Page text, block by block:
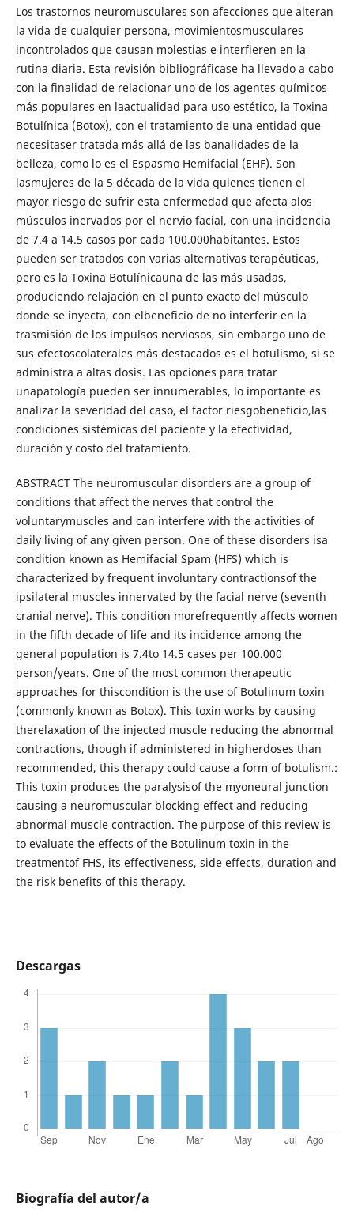
Los trastornos neuromusculares son afecciones que alteran
la vida de cualquier persona, movimientosmusculares
incontrolados que causan molestias e interfieren en la
rutina diaria. Esta revisión bibliográficase ha llevado a cabo
con la finalidad de relacionar uno de los agentes químicos
más populares en laactualidad para uso estético, la Toxina
Botulínica (Botox), con el tratamiento de una entidad que
necesitaser tratada más allá de las banalidades de la
belleza, como lo es el Espasmo Hemifacial (EHF). Son
lasmujeres de la 5 década de la vida quienes tienen el
mayor riesgo de sufrir esta enfermedad que afecta alos
músculos inervados por el nervio facial, con una incidencia
de 7.4 a 14.5 casos por cada 100.000habitantes. Estos
pueden ser tratados con varias alternativas terapéuticas,
pero es la Toxina Botulínicauna de las más usadas,
produciendo relajación en el punto exacto del músculo
donde se inyecta, con elbeneficio de no interferir en la
trasmisión de los impulsos nerviosos, sin embargo uno de
sus efectoscolaterales más destacados es el botulismo, si se
administra a altas dosis. Las opciones para tratar
unapatología pueden ser innumerables, lo importante es
analizar la severidad del caso, el factor riesgobeneficio,las
condiciones sistémicas del paciente y la efectividad,
duración y costo del tratamiento.
ABSTRACT The neuromuscular disorders are a group of
conditions that affect the nerves that control the
voluntarymuscles and can interfere with the activities of
daily living of any given person. One of these disorders isa
condition known as Hemifacial Spam (HFS) which is
characterized by frequent involuntary contractionsof the
ipsilateral muscles innervated by the facial nerve (seventh
cranial nerve). This condition morefrequently affects women
in the fifth decade of life and its incidence among the
general population is 7.4to 14.5 cases per 100.000
person/years. One of the most common therapeutic
approaches for thiscondition is the use of Botulinum toxin
(commonly known as Botox). This toxin works by causing
therelaxation of the injected muscle reducing the abnormal
contractions, though if administered in higherdoses than
recommended, this therapy could cause a form of botulism.:
This toxin produces the paralysisof the myoneural junction
causing a neuromuscular blocking effect and reducing
abnormal muscle contraction. The purpose of this review is
to evaluate the effects of the Botulinum toxin in the
treatmentof FHS, its effectiveness, side effects, duration and
the risk benefits of this therapy.
Descargas
Biografía del autor/a